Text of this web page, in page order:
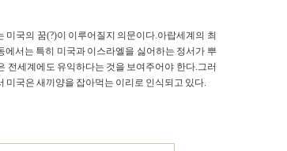
국의 꿈(?)이 이루어질지 의문이다.아랍세계의 최
서는 특히 미국과 이스라엘을 싫어하는 정서가 뿌
전세계에도 유익하다는 것을 보여주어야 한다.그러
미국은 새끼양을 잡아먹는 이리로 인식되고 있다.